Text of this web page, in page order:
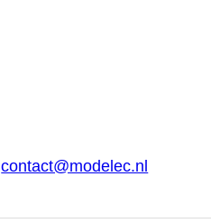
contact@modelec.nl